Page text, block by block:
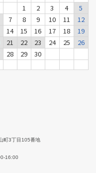
1
2 3 4
5
7 8 9 10 11
12
14 15 16 17 18
19
21 22 23 24 25
26
28 29 30
町3丁目105番地
16:00